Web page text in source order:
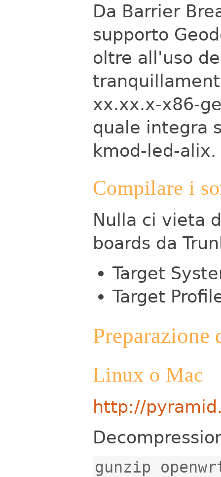
Da Barrier
supporto
oltre all'uso
xx.xx.x-x86-
quale integra
kmod-led-alix.
Compilare i
Nulla ci vieta
boards da
Target
Target
Preparazione
Linux o Mac
http://
gunzip